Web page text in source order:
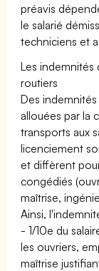
préavis
le salarié
techniciens et
Les indemnités
routiers
Des
allouées par la
transports aux
licenciement
et diffèrent
congédiés
maîtrise,
Ainsi,
- 1/10e du
les ouvriers,
maîtrise